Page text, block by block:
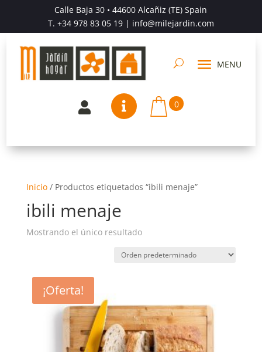
Calle Baja 30 • 44600 Alcañiz (TE) Spain
T. +34 978 83 05 19| info@milejardin.com
  0
Inicio/ Productos etiquetados “ibili menaje”
ibili menaje
Mostrando el único resultado
¡Oferta!